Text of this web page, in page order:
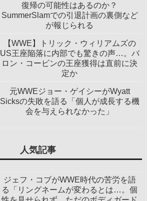
復帰の可能性はあるのか？
SummerSlamでの引退計画の裏側など
が報じられる
【WWE】トリック・ウィリアムズの
US王座陥落に内部でも驚きの声…。バ
ロン・コービンの王座獲得は直前に決
定か
元WWEジョー・ゲイシーがWyatt
Sicksの失敗を語る「個人が成長する機
会を与えられなかった」
人気記事
ジェフ・コブがWWE時代の苦労を語
る「リングネームが変わるとは…。個